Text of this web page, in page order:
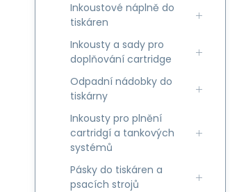
Inkoustové náplně do
tiskáren
Inkousty a sady pro
doplňování cartridge
Odpadní nádobky do
tiskárny
Inkousty pro plnění
cartridgí a tankových
systémů
Pásky do tiskáren a
psacích strojů